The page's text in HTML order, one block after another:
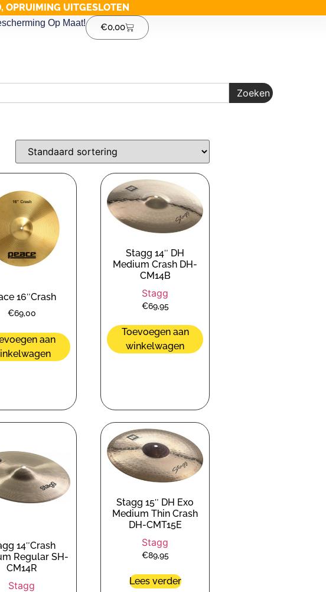
OPRUIMING UITGESLOTEN
Op Maat! €0,00
Zoeken
16″Crash
€69,00
aan
Stagg 14″ DH
Medium Crash DH-
CM14B
Stagg
€69,95
Toevoegen aan
winkelwagen
14″Crash
Regular SH-
CM14R
Stagg
Stagg 15″ DH Exo
Medium Thin Crash
DH-CMT15E
Stagg
€89,95
Lees verder